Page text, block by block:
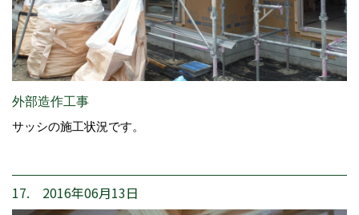
外部造作工事
サッシの施工状況です。
17. 2016年06月13日